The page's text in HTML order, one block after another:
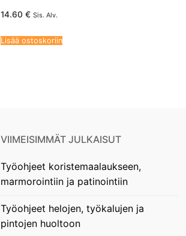
14.60 € Sis. Alv.
Lisää ostoskoriin
VIIMEISIMMÄT JULKAISUT
Työohjeet koristemaalaukseen,
marmorointiin ja patinointiin
Työohjeet helojen, työkalujen ja
pintojen huoltoon